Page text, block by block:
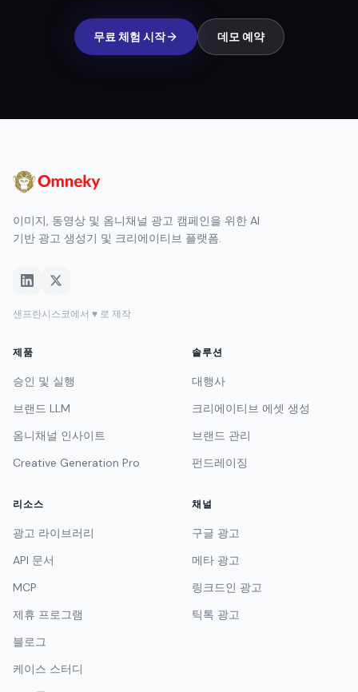
무료 체험 시작 데모 예약
이미지, 동영상 및 옴니채널 광고 캠페인을 위한 AI
기반 광고 생성기 및 크리에이티브 플랫폼.
샌프란시스코에서 ♥ 로 제작
제품
승인 및 실행
브랜드 LLM
옴니채널 인사이트
Creative Generation Pro
솔루션
대행사
크리에이티브 에셋 생성
브랜드 관리
펀드레이징
리소스
광고 라이브러리
API 문서
MCP
제휴 프로그램
블로그
케이스 스터디
채널
구글 광고
메타 광고
링크드인 광고
틱톡 광고